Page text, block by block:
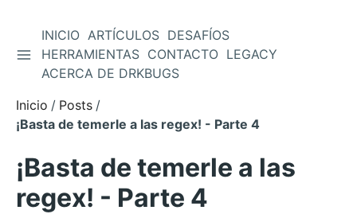
Saltar
contenido
ALTERNAR BARRA LATERAL
INICIO ARTÍCULOS DESAFÍOS
HERRAMIENTAS CONTACTO LEGACY
ACERCA DE DRKBUGS
Inicio
Posts
¡Basta de temerle a las regex! - Parte 4
¡Basta de temerle a las
regex! - Parte 4